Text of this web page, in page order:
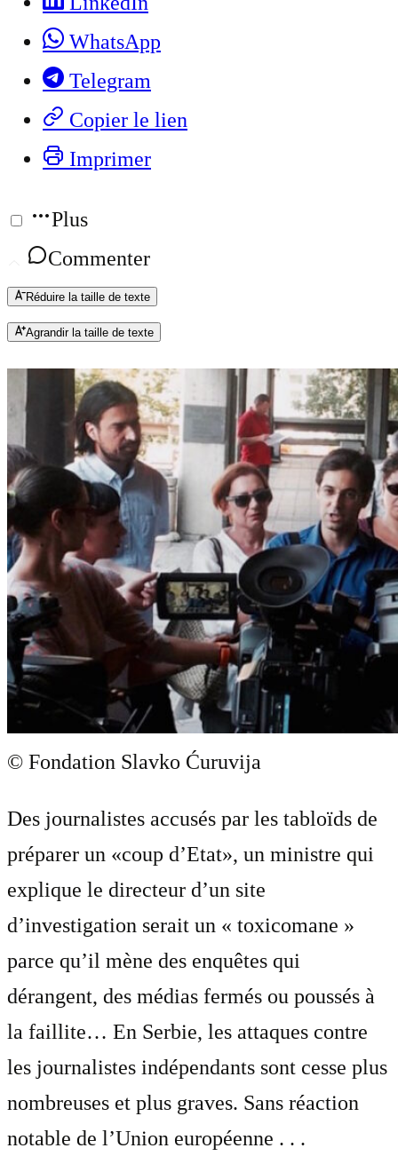
WhatsApp
Telegram
Copier le lien
Imprimer
Plus
Commenter
Réduire la taille de texte
Agrandir la taille de texte
© Fondation Slavko Ćuruvija
Des journalistes accusés par les tabloïds de
préparer un «coup d’Etat», un ministre qui
explique le directeur d’un site
d’investigation serait un « toxicomane »
parce qu’il mène des enquêtes qui
dérangent, des médias fermés ou poussés à
la faillite… En Serbie, les attaques contre
les journalistes indépendants sont cesse plus
nombreuses et plus graves. Sans réaction
notable de l’Union européenne . . .